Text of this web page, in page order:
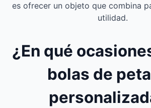
es ofrecer un objeto que combina
utilidad.
¿En qué
bolas de